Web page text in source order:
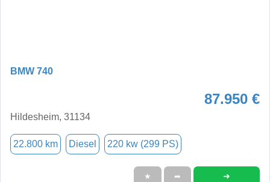
BMW 740
87.950 €
Hildesheim, 31134
22.800 km Diesel 220 kw (299 PS)
★ ➦ ➜